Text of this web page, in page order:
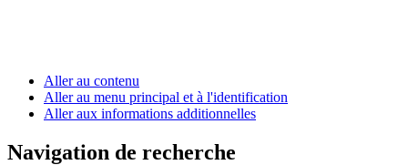
Aller au contenu
Aller au menu principal et à l'identification
Aller aux informations additionnelles
Navigation de recherche